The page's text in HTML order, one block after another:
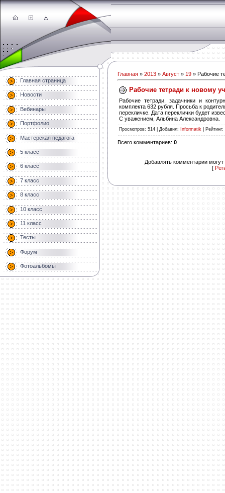
Главная страница
Новости
Вебинары
Портфолио
Мастерская педагога
5 класс
6 класс
7 класс
8 класс
10 класс
11 класс
Тесты
Форум
Фотоальбомы
Главная » 2013 » Август » 19 » Рабочие
Рабочие тетради к новому
Рабочие тетради, задачники и
комплекта 632 рубля. Просьба к
перекличке. Дата переклички будет
С уважением, Альбина Александровна.
Просмотров: 514 | Добавил: Informatik Рейтинг:
Всего комментариев: 0
Добавлять комментарии могут
[